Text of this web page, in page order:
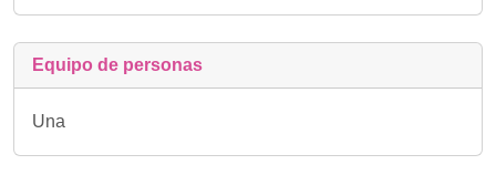
Equipo de personas
Una